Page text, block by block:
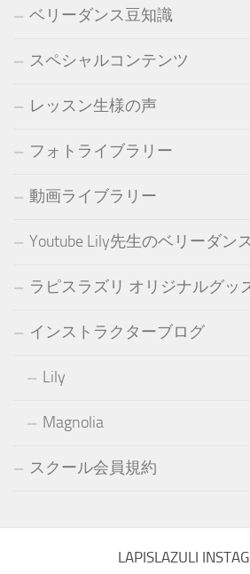
ベリーダンス豆知識
スペシャルコンテンツ
レッスン生様の声
フォトライブラリー
動画ライブラリー
Youtube Lily先生のベリーダン
ラピスラズリ オリジナルグッ
インストラクターブログ
Lily
Magnolia
スクール会員規約
LAPISLAZULI